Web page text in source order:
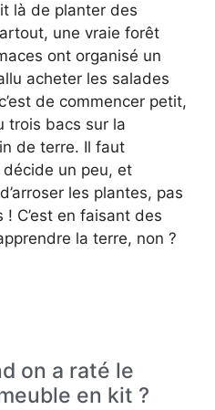
là de planter des
une vraie forêt
ont organisé un
acheter les salades
de commencer petit,
trois bacs sur la
de terre. Il faut
un peu, et
les plantes, pas
C’est en faisant des
la terre, non ?
on a raté le
en kit ?